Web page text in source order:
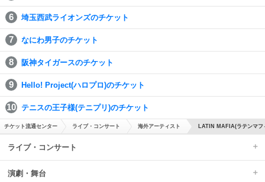
埼玉西武ライオンズのチケット
なにわ男子のチケット
阪神タイガースのチケット
Hello! Project(ハロプロ)のチケット
テニスの王子様(テニプリ)のチケット
チケット流通センター ライブ・コンサート 海外アーティスト LATIN MAFIA(ラテンマフ
ライブ・コンサート
演劇・舞台